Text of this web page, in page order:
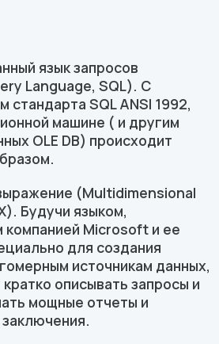
язык запросов
Language, SQL). С
стандарта SQL ANSI 1992,
машине ( и другим
OLE DB) происходит
(Multidimensional
Будучи языком,
компанией Microsoft и ее
для создания
источникам данных,
кратко описывать запросы и
мощные отчеты и